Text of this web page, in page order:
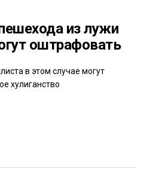
из лужи
оштрафовать
в этом случае могут
хулиганство